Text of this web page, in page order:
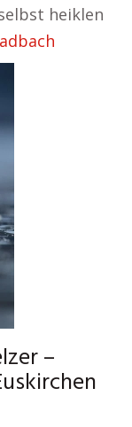
heiklen
–